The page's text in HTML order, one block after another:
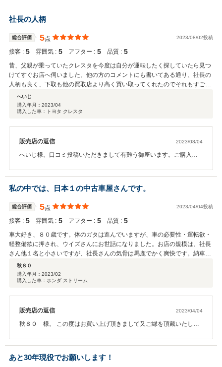
社長の人柄
総合評価 5点 2023/08/02投稿
接客 : 5 雰囲気 : 5 アフター : 5 品質 : 5
昔、父親が乗っていたクレスタを今度は自分が運転したく探していたら見つ
けてすぐお店へ伺いました。他の方のコメントにも書いてある通り、社長の
人柄も良く、下取も他の買取店より高く買い取ってくれたのでそれもすごく
満足しています。これからも大事に乗っていきたいと思います。
へいじ
購入年月： 2023/04
購入した車：トヨタ クレスタ
販売店の返信 2023/08/04
へいじ様。口コミ投稿いただきまして有難う御座います。ご購入頂
いていますのでどうぞ愛車としまして可愛がって頂きまして長くお
乗りになって下さい。へいじ様の今後の素敵なカーライフをお祈り
申し上げます。お困り事が御座いましたらいつでもご相談下さい。
今後ともご愛顧の程重ねてお願い申し上げます。 店主
私の中では、日本１の中古車屋さんです。
総合評価 5点 2023/04/04投稿
接客 : 5 雰囲気 : 5 アフター : 5 品質 : 5
車大好き、８０歳です。体のガタは進んでいますが、車の必要性・運転欲・
軽整備欲に押され、ウイズさんにお世話になりました。お店の規模は、社長
さん他１名と小さいですが、社長さんの気骨は馬鹿でかく爽快です。納車
後、車清掃時に左側ヘッドライトの中に、ヒビらしき物を見付けて、社長さ
んに連絡すると、全国的規模で代替品を探して頂きました。ヘッドライト交
換の為、お越し頂き、車を引き取っていかれましたが、整備屋さんに出した
に入った車に楽しく乗って貰えれば・・・。」とのこと。ムダ金・ムダ足に
も拘らず、顧客の満足感を追及され、それで良しとされるお考えには、ただ
ただ頭が下がる思いで、感謝に絶えません。８０年生きてきましたが、人生
の終末期に、これだけ素晴らしい人物に合えましたことを感謝しながら、車
を楽しませて頂きます。なお、展示車は、程度の良い車ばかりです。程度の
良い中古車をお探しの方に、お勧めします。一度連絡してみられたら如何で
秋８０
購入年月： 2023/02
購入した車：ホンダ ストリーム
販売店の返信 2023/04/04
秋８０ 様。 この度はお買い上げ頂きまして又ご縁を頂戴いたしま
きましたのでどうぞ長くお乗りになって下さい。 お車に関します事
でお困り事等御座いましたらいつでもご相談下さい。 お近くにいら
あと30年現役でお願いします！